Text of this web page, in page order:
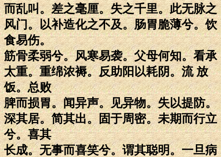
而乱叫。差之毫厘。失之千里。此无脉之
风门。以补造化之不及。肠胃脆薄兮。饮
食易伤。
筋骨柔弱兮。风寒易袭。父母何知。看承
太重。重绵浓褥。反助阳以耗阴。流 放
饭。总败
脾而损胃。闻异声。见异物。失以提防。
深其居。简其出。固于周密。未期而行立
兮。喜其
长成。无事而喜笑兮。谓其聪明。一旦病